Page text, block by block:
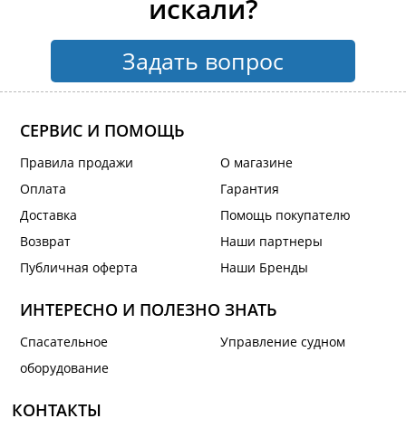
искали?
Задать вопрос
СЕРВИС И ПОМОЩЬ
Правила продажи
Оплата
Доставка
Возврат
Публичная оферта
О магазине
Гарантия
Помощь покупателю
Наши партнеры
Наши Бренды
ИНТЕРЕСНО И ПОЛЕЗНО ЗНАТЬ
Спасательное
оборудование
Управление судном
КОНТАКТЫ